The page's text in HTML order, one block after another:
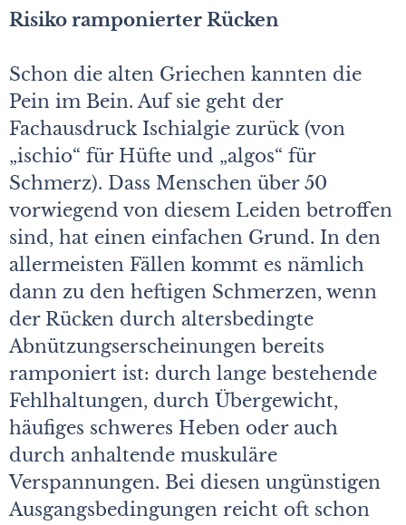
Risiko ramponierter Rücken
Schon die alten Griechen kannten die
Pein im Bein. Auf sie geht der
Fachausdruck Ischialgie zurück (von
„ischio“ für Hüfte und „algos“ für
Schmerz). Dass Menschen über 50
vorwiegend von diesem Leiden betroffen
sind, hat einen einfachen Grund. In den
allermeisten Fällen kommt es nämlich
dann zu den heftigen Schmerzen, wenn
der Rücken durch altersbedingte
Abnützungserscheinungen bereits
ramponiert ist: durch lange bestehende
Fehlhaltungen, durch Übergewicht,
häufiges schweres Heben oder auch
durch anhaltende muskuläre
Verspannungen. Bei diesen ungünstigen
Ausgangsbedingungen reicht oft schon